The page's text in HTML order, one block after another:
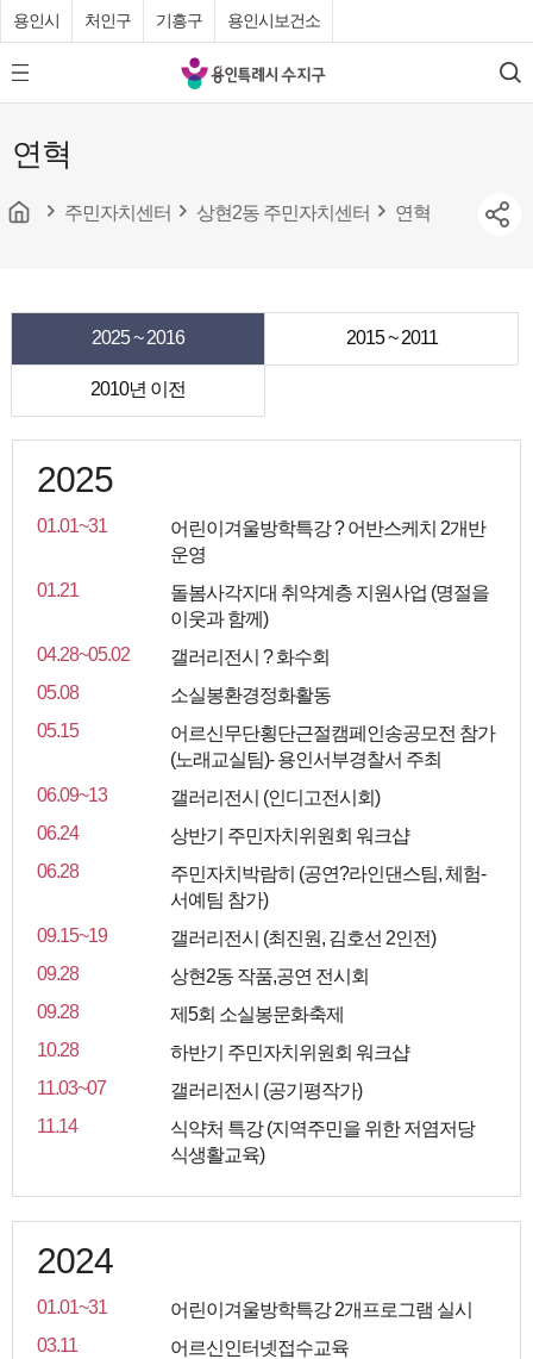
용인시 처인구 기흥구 용인시보건소
모
바
메
뉴
튼
용
인
수
청
검
색
연혁
주민자치센터 상현2동 주민자치센터 연혁
2025 ~ 2016 2015 ~ 2011
2010년 이전
2025
01.01~31
어린이겨울방학특강 ? 어반스케치 2개반
운영
01.21
돌봄사각지대 취약계층 지원사업 (명절을
이웃과 함께)
04.28~05.02
갤러리전시 ? 화수회
05.08
소실봉환경정화활동
05.15
어르신무단횡단근절캠페인송공모전 참가
(노래교실팀)- 용인서부경찰서 주최
06.09~13
갤러리전시 (인디고전시회)
06.24
상반기 주민자치위원회 워크샵
06.28
주민자치박람히 (공연?라인댄스팀, 체험-
서예팀 참가)
09.15~19
갤러리전시 (최진원, 김호선 2인전)
09.28
상현2동 작품,공연 전시회
09.28
제5회 소실봉문화축제
10.28
하반기 주민자치위원회 워크샵
11.03~07
갤러리전시 (공기평작가)
11.14
식약처 특강 (지역주민을 위한 저염저당
식생활교육)
2024
01.01~31
어린이겨울방학특강 2개프로그램 실시
03.11
어르신인터넷접수교육